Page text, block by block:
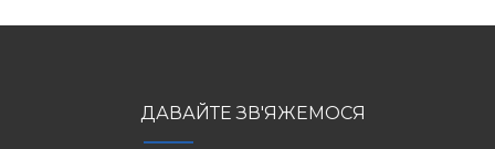
ДАВАЙТЕ ЗВ'ЯЖЕМОСЯ